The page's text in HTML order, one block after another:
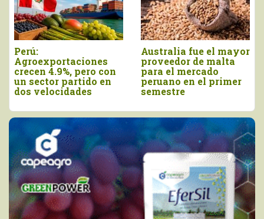
Agroexportaciones no
tradicionales de Perú
a Estados Unidos
cayeron en valor 17%
Declaran el segundo
viernes de agosto
como el Día Nacional
de la Chirimoya